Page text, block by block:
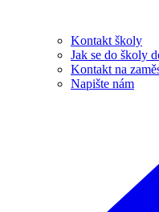
Kontakt školy
Jak se do školy
Kontakt na
Napište nám